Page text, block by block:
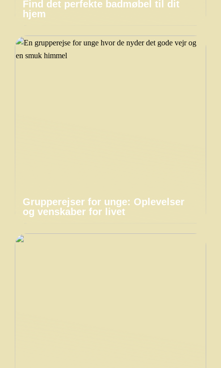
Find det perfekte badmøbel til dit
hjem
Grupperejser for unge: Oplevelser
og venskaber for livet